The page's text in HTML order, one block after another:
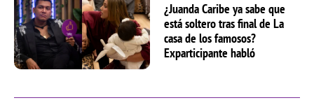
¿Juanda Caribe ya sabe que
está soltero tras final de La
casa de los famosos?
Exparticipante habló